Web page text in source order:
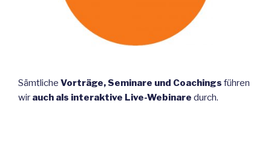
Sämtliche Vorträge, Seminare und Coachings führen
wir auch als interaktive Live-Webinare durch.